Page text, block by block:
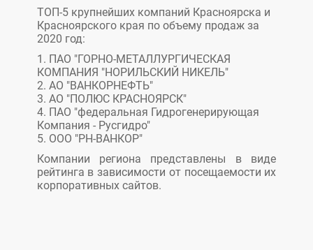
ТОП-5 крупнейших компаний Красноярска и
Красноярского края по объему продаж за
2020 год:
1. ПАО "ГОРНО-МЕТАЛЛУРГИЧЕСКАЯ
КОМПАНИЯ "НОРИЛЬСКИЙ НИКЕЛЬ"
2. АО "ВАНКОРНЕФТЬ"
3. АО "ПОЛЮС КРАСНОЯРСК"
4. ПАО "федеральная Гидрогенерирующая
Компания - Русгидро"
5. ООО "РН-ВАНКОР"
Компании региона представлены в виде
рейтинга в зависимости от посещаемости их
корпоративных сайтов.